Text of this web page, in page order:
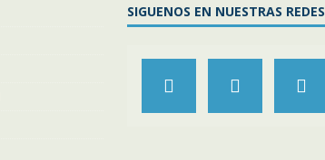
SIGUENOS EN NUESTRAS REDES